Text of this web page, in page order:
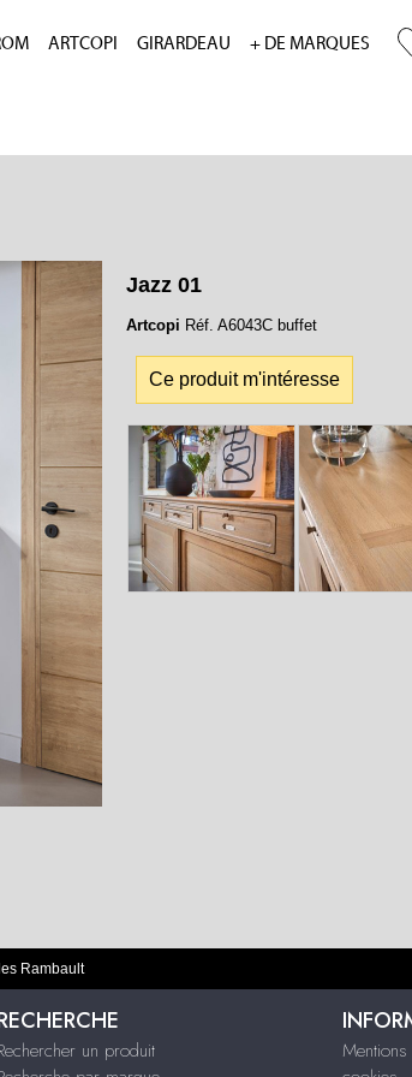
ARTCOPI GIRARDEAU + DE MARQUES
Jazz 01
Artcopi Réf. A6043C buffet
Ce produit m'intéresse
Rambault
un produit